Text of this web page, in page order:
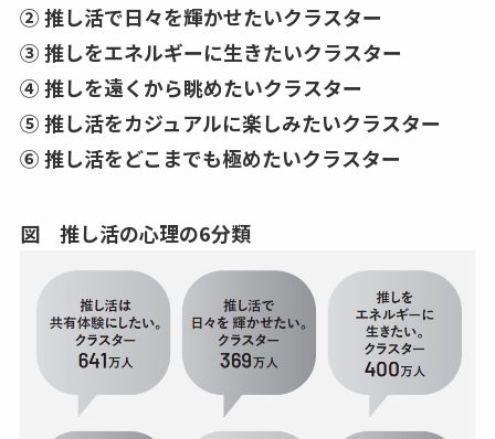
② 推し活で日々を輝かせたいクラスター
③ 推しをエネルギーに生きたいクラスター
④ 推しを遠くから眺めたいクラスター
⑤ 推し活をカジュアルに楽しみたいクラスター
⑥ 推し活をどこまでも極めたいクラスター
図 推し活の心理の6分類